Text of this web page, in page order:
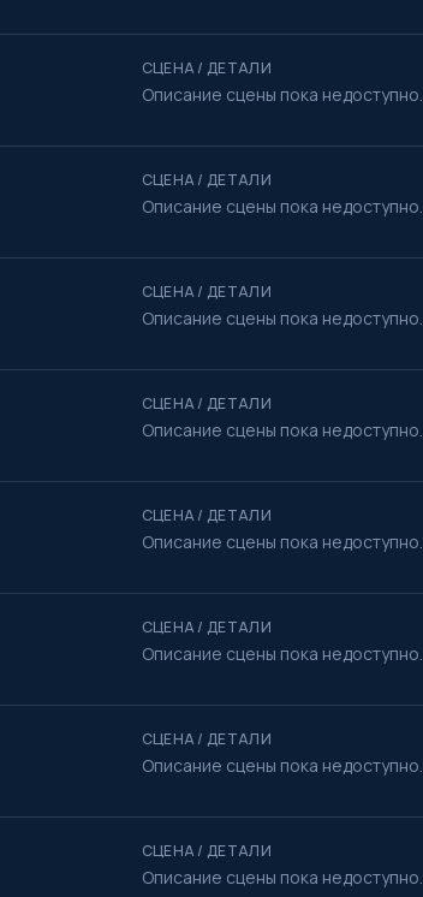
СЦЕНА / ДЕТАЛИ
Описание сцены пока недоступно.
СЦЕНА / ДЕТАЛИ
Описание сцены пока недоступно.
СЦЕНА / ДЕТАЛИ
Описание сцены пока недоступно.
СЦЕНА / ДЕТАЛИ
Описание сцены пока недоступно.
СЦЕНА / ДЕТАЛИ
Описание сцены пока недоступно.
СЦЕНА / ДЕТАЛИ
Описание сцены пока недоступно.
СЦЕНА / ДЕТАЛИ
Описание сцены пока недоступно.
СЦЕНА / ДЕТАЛИ
Описание сцены пока недоступно.